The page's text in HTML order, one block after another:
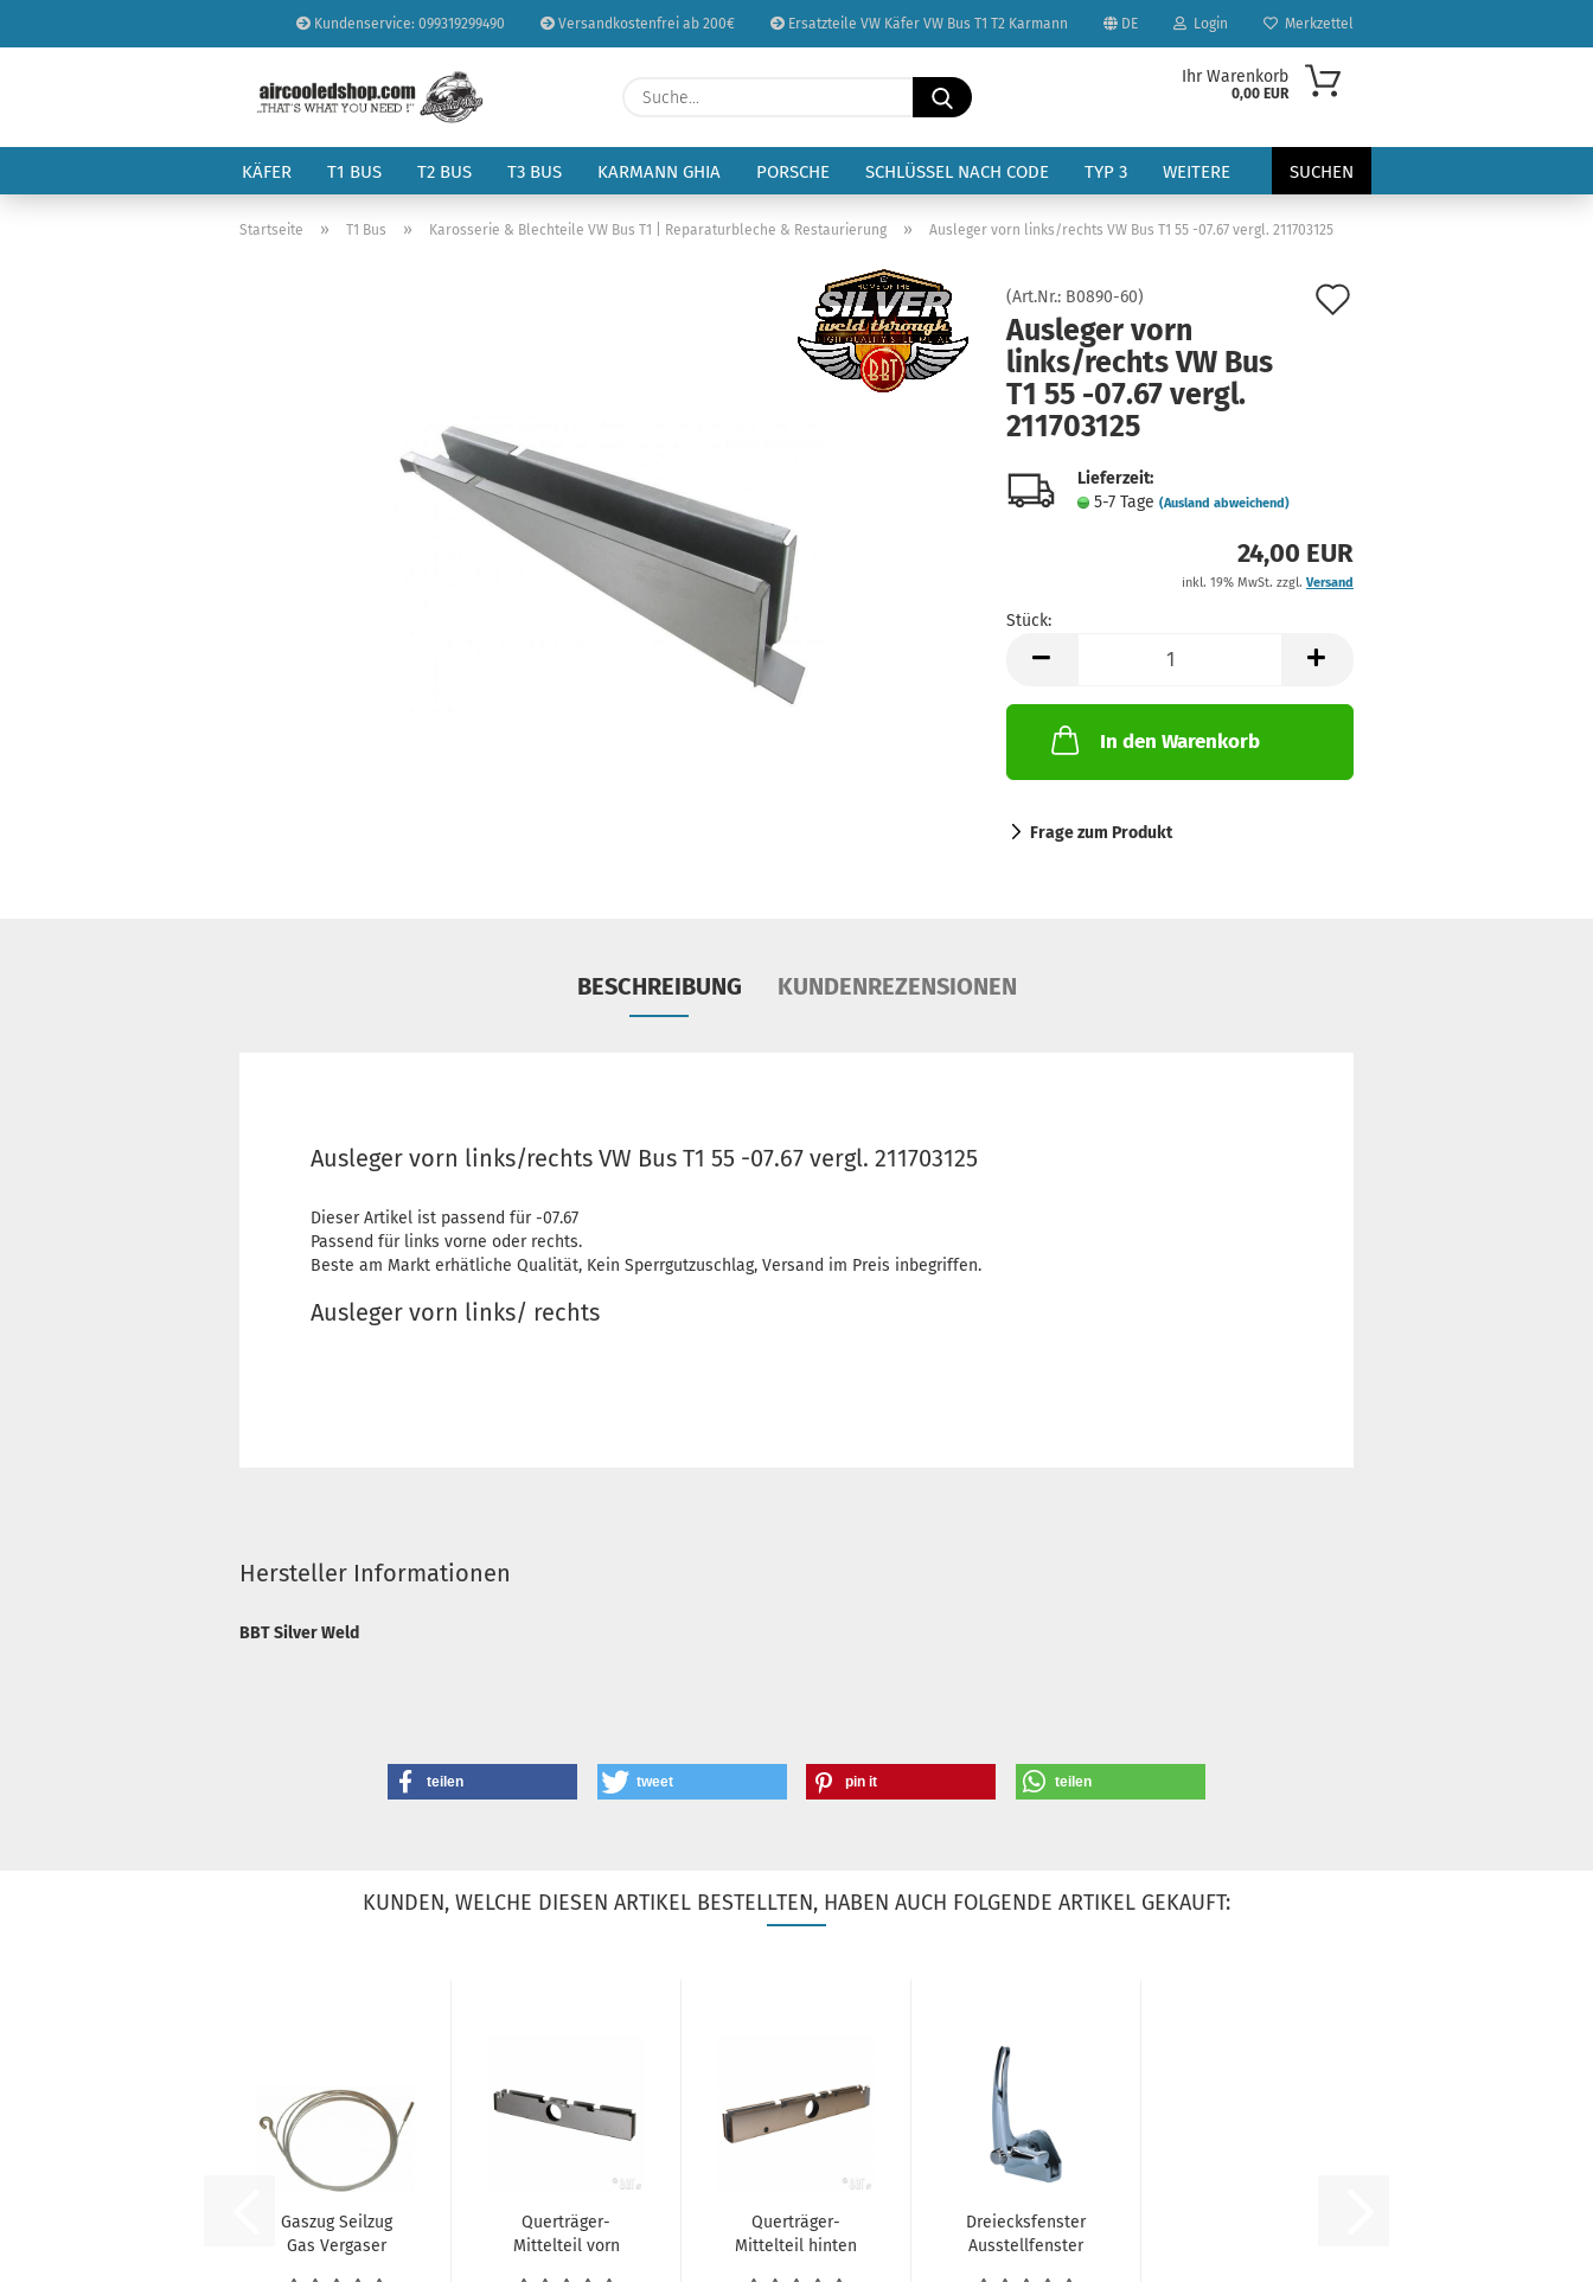
Kundenservice: 099319299490 Versandkostenfrei ab 200€ Ersatzteile VW Käfer VW Bus T1 T2 Karmann DE
Sprache auswählen
Lieferland
Login
Passwort
Konto erstellen
Passwort vergessen?
Merkzettel
Suche...
Ihr Warenkorb
0,00 EUR
KÄFER T1 BUS T2 BUS T3 BUS KARMANN GHIA PORSCHE SCHLÜSSEL NACH CODE TYP 3 SUCHEN
WEITERE
Startseite » T1 Bus » Karosserie & Blechteile VW Bus T1 | Reparaturbleche & Restaurierung » Ausleger vorn links/rechts VW Bus T1 55 -07.67 vergl. 211703125
(Art.Nr.: B0890-60)
Ausleger vorn
links/rechts VW Bus
T1 55 -07.67 vergl.
211703125
Lieferzeit:
5-7 Tage (Ausland abweichend)
24,00 EUR
inkl. 19% MwSt. zzgl. Versand
Stück:
Stück
In den Warenkorb
Frage zum Produkt
BESCHREIBUNG KUNDENREZENSIONEN
Ausleger vorn links/rechts VW Bus T1 55 -07.67 vergl. 211703125
Dieser Artikel ist passend für -07.67
Passend für links vorne oder rechts.
Beste am Markt erhätliche Qualität, Kein Sperrgutzuschlag, Versand im Preis inbegriffen.
Ausleger vorn links/ rechts
Hersteller Informationen
BBT Silver Weld
teilen tweet pin it teilen
KUNDEN, WELCHE DIESEN ARTIKEL BESTELLTEN, HABEN AUCH FOLGENDE ARTIKEL GEKAUFT:
Gaszug Seilzug
Gas Vergaser
Querträger-
Mittelteil vorn
Querträger-
Mittelteil hinten
Dreiecksfenster
Ausstellfenster